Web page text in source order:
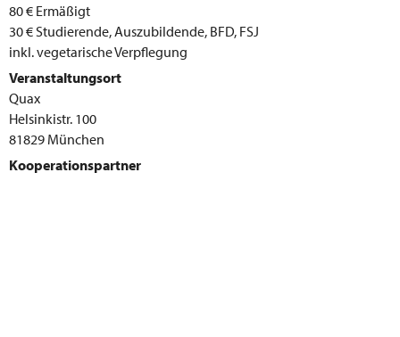
80 € Ermäßigt
30 € Studierende, Auszubildende, BFD, FSJ
inkl. vegetarische Verpflegung
Veranstaltungsort
Quax
Helsinkistr. 100
81829 München
Kooperationspartner